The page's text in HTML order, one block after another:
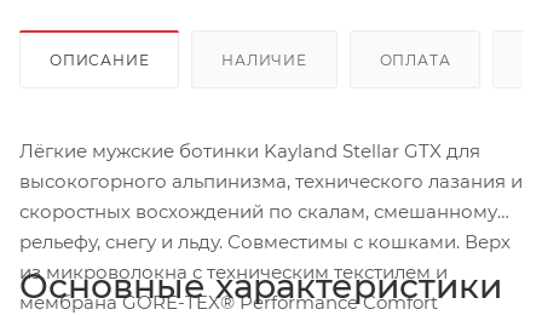
ОПИСАНИЕ НАЛИЧИЕ ОПЛАТА
Лёгкие мужские ботинки Kayland Stellar GTX для
высокогорного альпинизма, технического лазания и
скоростных восхождений по скалам, смешанному
рельефу, снегу и льду. Совместимы с кошками. Верх
из микроволокна с техническим текстилем и
мембрана GORE-TEX® Performance Comfort
Основные характеристики